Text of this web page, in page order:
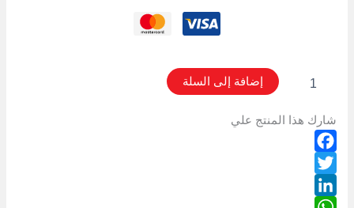
إضافة إلى السلة
شارك هذا المنتج علي
Facebook
Twitter